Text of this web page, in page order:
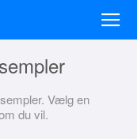
Vælg en
du vil.